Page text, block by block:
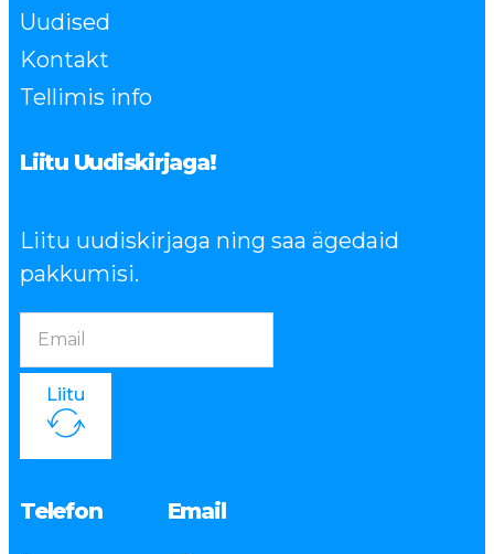
Uudised
Kontakt
Tellimis info
Liitu Uudiskirjaga!
Liitu uudiskirjaga ning saa ägedaid
pakkumisi.
Liitu
Telefon Email